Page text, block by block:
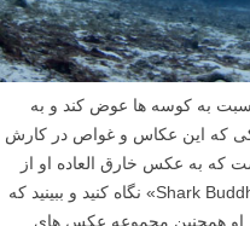
به کوسه ها عوض کند و به
که این عکاس و غواص در کارش
که به عکس خارق العاده او از
پرتره کوسه و یک انسان تحت عنوان «Shark Buddha» نگاه کنید و ببینید که
او همچنین مجموعه عکس های